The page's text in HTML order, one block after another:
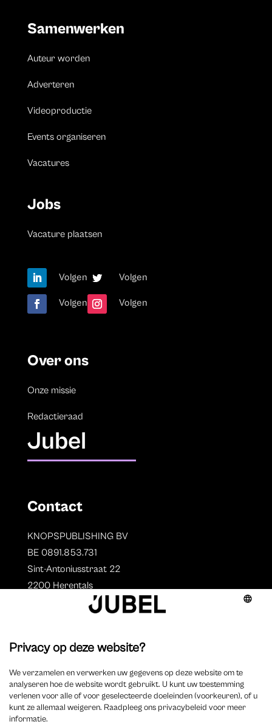
Samenwerken
Auteur worden
Adverteren
Videoproductie
Events organiseren
Vacatures
Jobs
Vacature plaatsen
Volgen Volgen
Volgen Volgen
Over ons
Onze missie
Redactieraad
Jubel
Contact
KNOPSPUBLISHING BV
BE 0891.853.731
Sint-Antoniusstraat 22
2200 Herentals
Auteurs
Overzicht auteurs
Auteur worden?